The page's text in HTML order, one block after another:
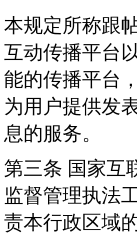
本规定所称跟
互动传播平台
能的传播平台
为用户提供发
息的服务。
第三条 国家互
监督管理执法
责本行政区域